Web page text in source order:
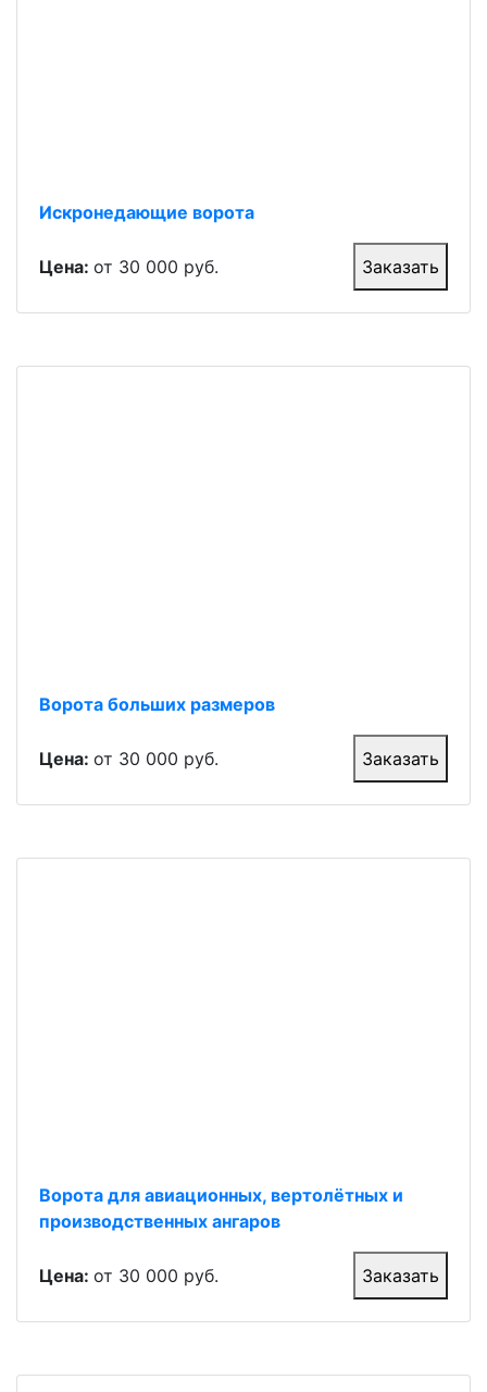
Искронедающие ворота
Цена: от 30 000 руб. Заказать
Ворота больших размеров
Цена: от 30 000 руб. Заказать
Ворота для авиационных, вертолётных и
производственных ангаров
Цена: от 30 000 руб. Заказать